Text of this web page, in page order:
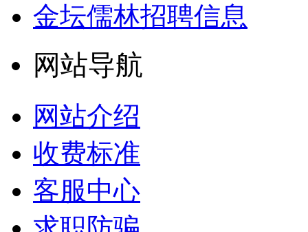
金坛儒林招聘信息
网站导航
网站介绍
收费标准
客服中心